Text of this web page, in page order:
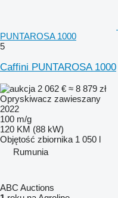
PUNTAROSA 1000
5
Caffini PUNTAROSA 1000
2 062 € ≈ 8 879 zł
Opryskiwacz zawieszany
2022
100 m/g
120 KM (88 kW)
Objętość zbiornika 1 050 l
Rumunia
ABC Auctions